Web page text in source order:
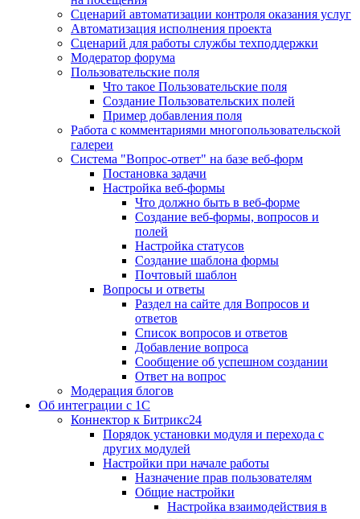
Сценарий автоматизации контроля оказания услуг
Автоматизация исполнения проекта
Сценарий для работы службы техподдержки
Модератор форума
Пользовательские поля
Что такое Пользовательские поля
Создание Пользовательских полей
Пример добавления поля
Работа с комментариями многопользовательской
галереи
Система "Вопрос-ответ" на базе веб-форм
Постановка задачи
Настройка веб-формы
Что должно быть в веб-форме
Создание веб-формы, вопросов и
полей
Настройка статусов
Создание шаблона формы
Почтовый шаблон
Вопросы и ответы
Раздел на сайте для Вопросов и
ответов
Список вопросов и ответов
Добавление вопроса
Сообщение об успешном создании
Ответ на вопрос
Модерация блогов
Об интеграции с 1С
Коннектор к Битрикс24
Порядок установки модуля и перехода с
других модулей
Настройки при начале работы
Назначение прав пользователям
Общие настройки
Настройка взаимодействия в